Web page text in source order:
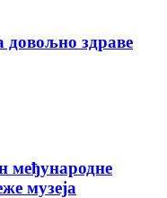
довољно здраве
међународне
музеја